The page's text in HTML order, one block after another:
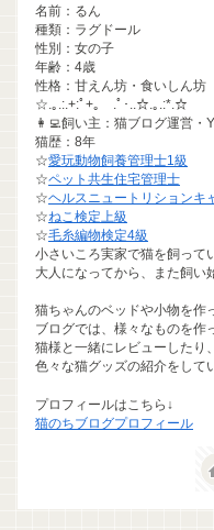
名前：るん
種類：ラグドール
性別：女の子
年齢：4歳
性格：甘えん坊・食いしん坊
☆.｡.:.+:ﾟ+｡ .ﾟ･..☆.｡.:*.☆
👩‍💻飼い主：猫ブログ運営・
猫歴：8年
☆愛玩動物飼養管理士1級
☆ペット共生住宅管理士
☆ヘルスニュートリションキ
☆ねこ検定上級
☆毛糸編物検定4級
小さいころ実家で猫を飼って
大人になってから、また飼い
猫ちゃんのベッドや小物を作
ブログでは、様々なものを作
猫様と一緒にレビューしたり、
色々な猫グッズの紹介をして
プロフィールはこちら↓
猫のちブログプロフィール